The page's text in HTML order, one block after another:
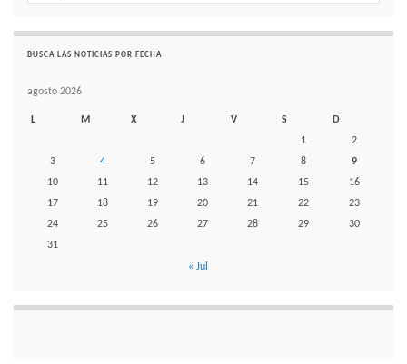
BUSCA LAS NOTICIAS POR FECHA
agosto 2026
L M X J V S
D
1
2
3
4 5 6 7 8
9
10
11 12 13 14 15
16
17
18 19 20 21 22
23
24
25 26 27 28 29
30
31
« Jul